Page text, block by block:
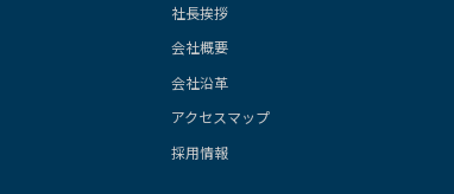
社長挨拶
会社概要
会社沿革
アクセスマップ
採用情報